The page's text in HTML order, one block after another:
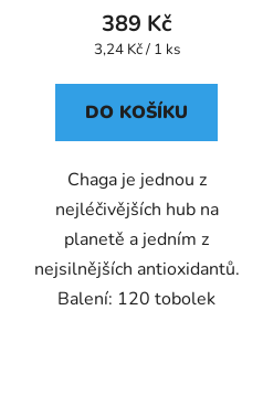
389 Kč
Měrná
3,24 Kč / 1 ks
DO KOŠÍKU
Chaga je jednou z
nejléčivějších hub na
planetě a jedním z
nejsilnějších antioxidantů.
Balení: 120 tobolek